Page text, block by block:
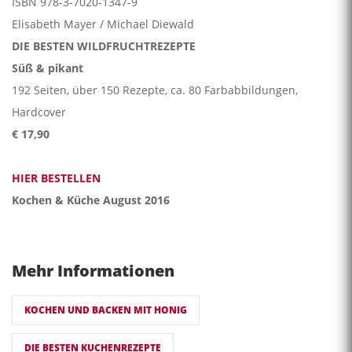
Elisabeth Mayer / Michael Diewald
DIE BESTEN WILDFRUCHTREZEPTE
Süß & pikant
192 Seiten, über 150 Rezepte, ca. 80 Farbabbildungen,
Hardcover
€ 17,90
HIER BESTELLEN
Kochen & Küche August 2016
Mehr Informationen
KOCHEN UND BACKEN MIT HONIG
DIE BESTEN KUCHENREZEPTE